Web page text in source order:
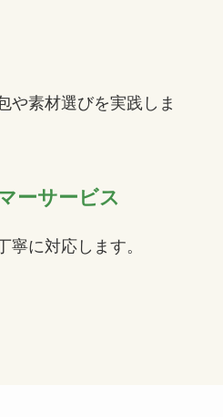
や素材選びを実践しま
ーサービス
寧に対応します。